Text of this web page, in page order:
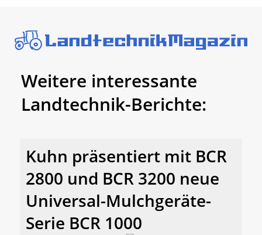
Weitere interessante
Landtechnik-Berichte:
Kuhn präsentiert mit BCR
2800 und BCR 3200 neue
Universal-Mulchgeräte-
Serie BCR 1000